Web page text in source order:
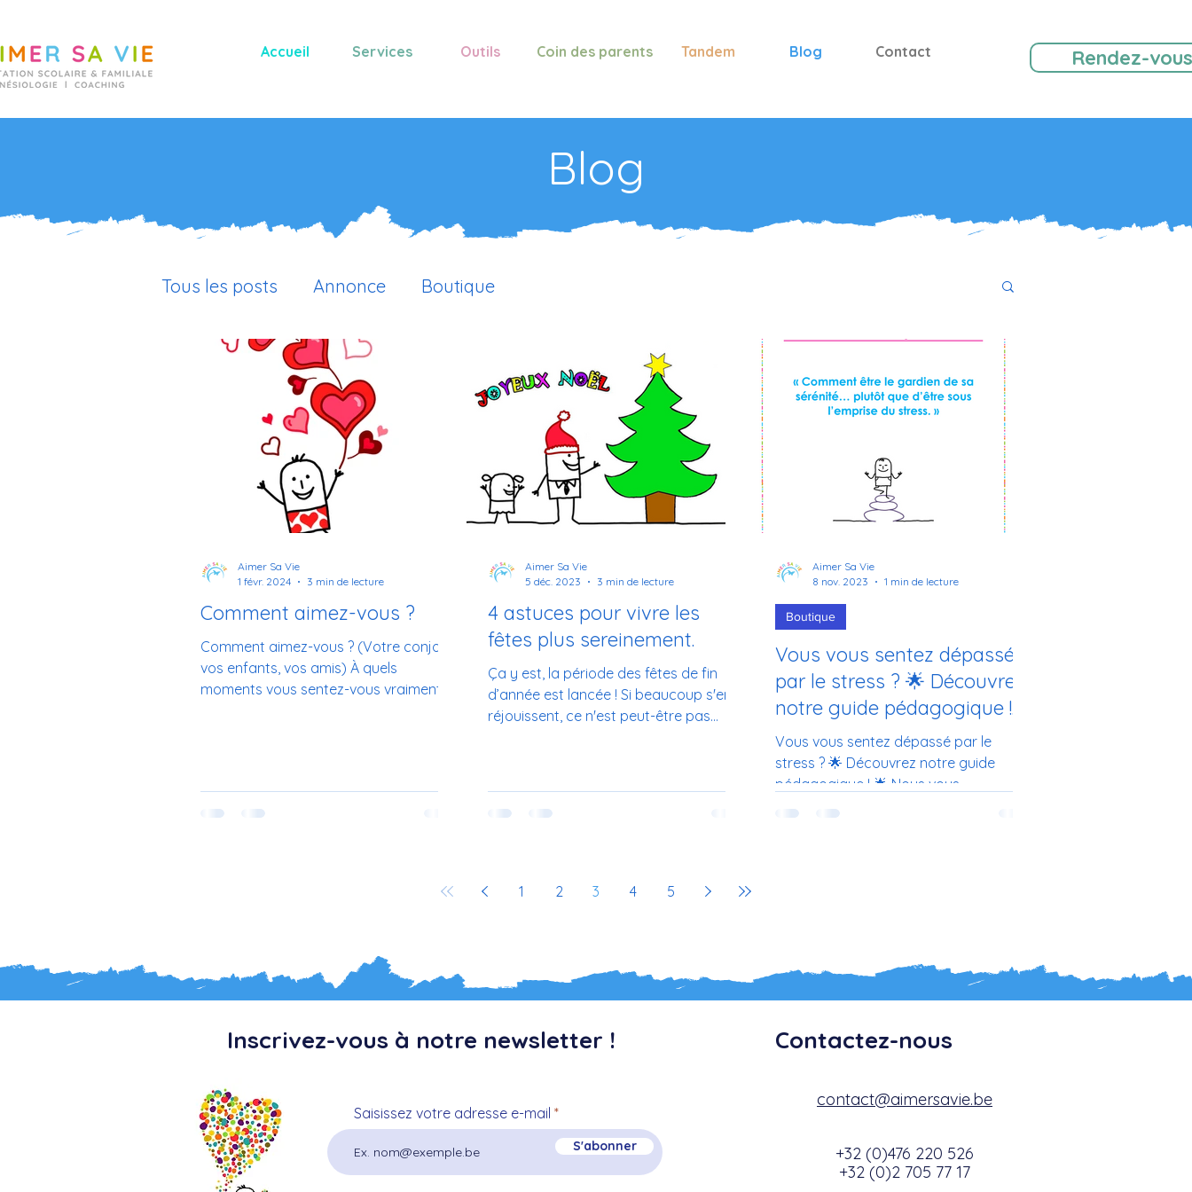
Accueil Services Outils Coin des parents Tandem Blog Contact Rendez-vous
Blog
Tous les posts Annonce Boutique
Comment aimez-vous ?
Comment aimez-vous ? (Votre conjoint,
vos enfants, vos amis) À quels
moments vous sentez-vous vraiment
Aimer Sa Vie
1 févr. 2024
3 min de lecture
4 astuces pour vivre les
fêtes plus sereinement.
Ça y est, la période des fêtes de fin
d’année est lancée ! Si beaucoup s'en
réjouissent, ce n'est peut-être pas
Aimer Sa Vie
5 déc. 2023
3 min de lecture
Vous vous sentez dépassé
par le stress ? 🌟 Découvrez
notre guide pédagogique !
🌟
Vous vous sentez dépassé par le
stress ? 🌟 Découvrez notre guide
pédagogique ! 🌟 Nous vous
proposons de découvrir notre nouveau
Boutique
Aimer Sa Vie
8 nov. 2023
1 min de lecture
1 2 3 4 5
Inscrivez-vous à notre newsletter !
Saisissez votre adresse e-mail
S'abonner
Contactez-nous
contact@aimersavie.be
+32 (0)476 220 526
+32 (0)2 705 77 17